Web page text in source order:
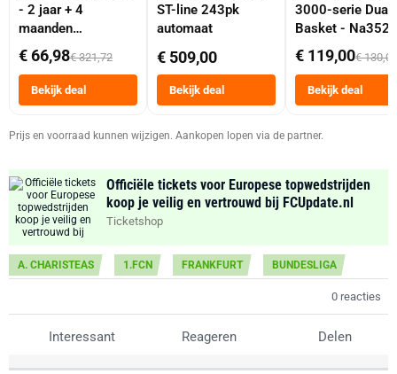
- 2 jaar + 4
maanden
abonnement
€ 66,98€ 321,72
Bekijk deal
ST-line 243pk
automaat
€ 509,00
Bekijk deal
3000-serie Dual
Basket -
Dubbele Mand 9
Tot 6 Personen
Heteluchtfriteuse
Zwart
€ 119,00€ 130,00
Bekijk deal
Prijs en voorraad kunnen wijzigen. Aankopen lopen via de partner.
Officiële tickets voor Europese topwedstrijden
koop je veilig en vertrouwd bij FCUpdate.nl
Ticketshop
A. CHARISTEAS 1.FCN FRANKFURT BUNDESLIGA
0 reacties
Interessant Reageren Delen